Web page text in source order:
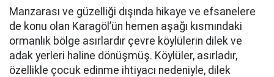
Manzarası ve güzelliği dışında hikaye ve efsanelere
de konu olan Karagöl’ün hemen aşağı kısmındaki
ormanlık bölge asırlardır çevre köylülerin dilek ve
adak yerleri haline dönüşmüş. Köylüler, asırladır,
özellikle çocuk edinme ihtiyacı nedeniyle, dilek